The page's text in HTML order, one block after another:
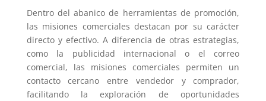
Dentro del abanico de herramientas de promoción,
las misiones comerciales destacan por su carácter
directo y efectivo. A diferencia de otras estrategias,
como la publicidad internacional o el correo
comercial, las misiones comerciales permiten un
contacto cercano entre vendedor y comprador,
facilitando la exploración de oportunidades